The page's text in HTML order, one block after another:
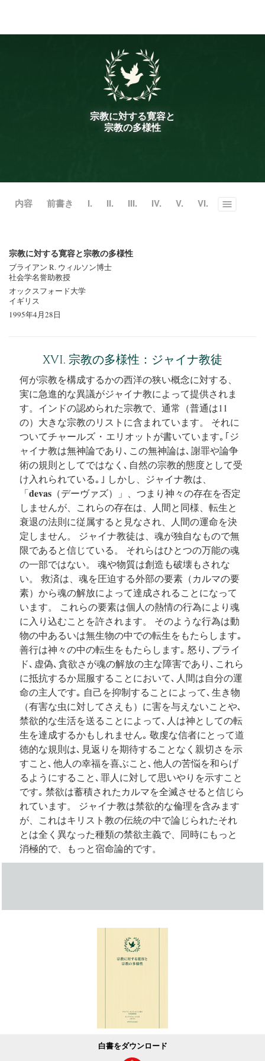
メ
宗教に対する寛容と
宗教の多様性
内容 前書き I. II. III. IV. V. VI. Toggle
宗教に対する寛容と宗教の多様性
ブライアン R. ウィルソン博士
社会学名誉助教授
オックスフォード大学
イギリス
1995年4月28日
XVI. 宗教の多様性：ジャイナ教徒
何が宗教を構成するかの西洋の狭い概念に対する、
実に急進的な異議がジャイナ教によって提供されま
す。インドの認められた宗教で、通常（普通は11
の）大きな宗教のリストに含まれています。 それに
ついてチャールズ ・ エリオットが書いています｡ ｢ジ
ャイナ教は無神論であり､ この無神論は､ 謝罪や論争
術の規則としてではなく､ 自然の宗教的態度として受
け入れられている｡ ｣ しかし、ジャイナ教は、
「devas （デーヴァズ）」、つまり神々の存在を否定
しませんが、これらの存在は、人間と同様、転生と
衰退の法則に従属すると見なされ、人間の運命を決
定しません。
ジャイナ教徒は、魂が独自なもので無
限であると信じている。 それらはひとつの万能の魂
の一部ではない。 魂や物質は創造も破壊もされな
い。 救済は、魂を圧迫する外部の要素（カルマの要
素）から魂の解放によって達成されることになって
います。 これらの要素は個人の熱情の行為により魂
に入り込むことを許されます。 そのような行為は動
物の中あるいは無生物の中での転生をもたらします｡
善行は神々の中の転生をもたらします｡ 怒り､ プライ
ド､ 虚偽､ 貪欲さが魂の解放の主な障害であり､ これら
に抵抗するか屈服することにおいて､ 人間は自分の運
命の主人です｡ 自己を抑制することによって､ 生き物
（有害な虫に対してさえも）に害を与えないことや､
禁欲的な生活を送ることによって､ 人は神としての転
生を達成するかもしれません｡ 敬虔な信者にとって道
徳的な規則は､ 見返りを期待することなく親切さを示
すこと､ 他人の幸福を喜ぶこと､ 他人の苦悩を和らげ
るようにすること､ 罪人に対して思いやりを示すこと
です｡ 禁欲は蓄積されたカルマを全滅させると信じら
れています。 ジャイナ教は禁欲的な倫理を含みます
が、これはキリスト教の伝統の中で論じられたそれ
とは全く異なった種類の禁欲主義で、同時にもっと
消極的で、もっと宿命論的です。
白書をダウンロード